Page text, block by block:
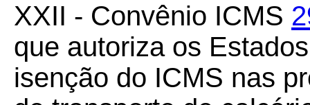
XXII - Convênio ICMS
que autoriza os
isenção do ICMS nas